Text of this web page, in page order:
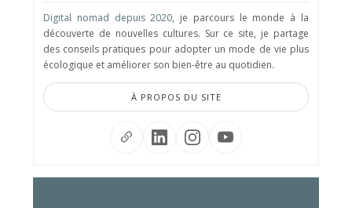
Digital nomad depuis 2020, je parcours le monde à la
découverte de nouvelles cultures. Sur ce site, je partage
des conseils pratiques pour adopter un mode de vie plus
écologique et améliorer son bien-être au quotidien.
À PROPOS DU SITE